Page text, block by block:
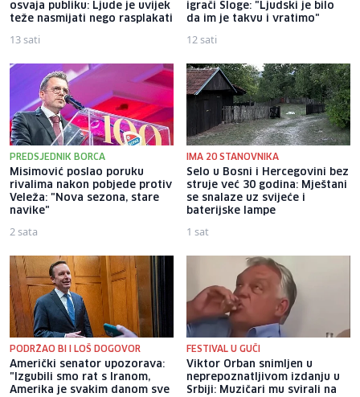
osvaja publiku: Ljude je uvijek
teže nasmijati nego rasplakati
13 sati
igrači Sloge: "Ljudski je bilo
da im je takvu i vratimo"
12 sati
PREDSJEDNIK BORCA
Misimović poslao poruku
rivalima nakon pobjede protiv
Veleža: "Nova sezona, stare
navike"
2 sata
IMA 20 STANOVNIKA
Selo u Bosni i Hercegovini bez
struje već 30 godina: Mještani
se snalaze uz svijeće i
baterijske lampe
1 sat
PODRŽAO BI I LOŠ DOGOVOR
Američki senator upozorava:
"Izgubili smo rat s Iranom,
Amerika je svakim danom sve
FESTIVAL U GUČI
Viktor Orban snimljen u
neprepoznatljivom izdanju u
Srbiji: Muzičari mu svirali na